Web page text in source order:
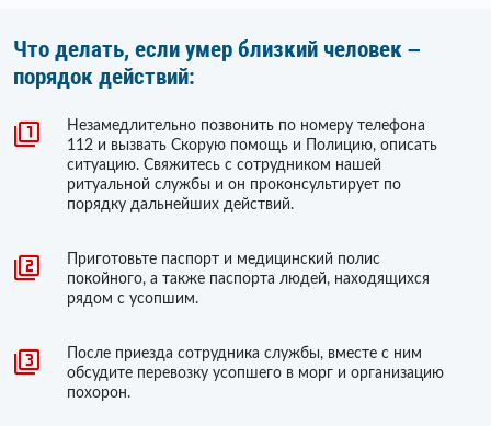
Что делать, если умер близкий человек –
порядок действий:
Незамедлительно позвонить по номеру телефона
112 и вызвать Скорую помощь и Полицию, описать
ситуацию. Свяжитесь с сотрудником нашей
ритуальной службы и он проконсультирует по
порядку дальнейших действий.
Приготовьте паспорт и медицинский полис
покойного, а также паспорта людей, находящихся
рядом с усопшим.
После приезда сотрудника службы, вместе с ним
обсудите перевозку усопшего в морг и организацию
похорон.